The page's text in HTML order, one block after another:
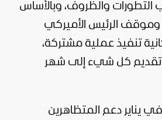
والظروف، وبالأساس
وموقف الرئيس الأميركي
تنفيذ عملية مشتركة،
تقديم كل شيء إلى شهر
يناير دعم المتظاهرين